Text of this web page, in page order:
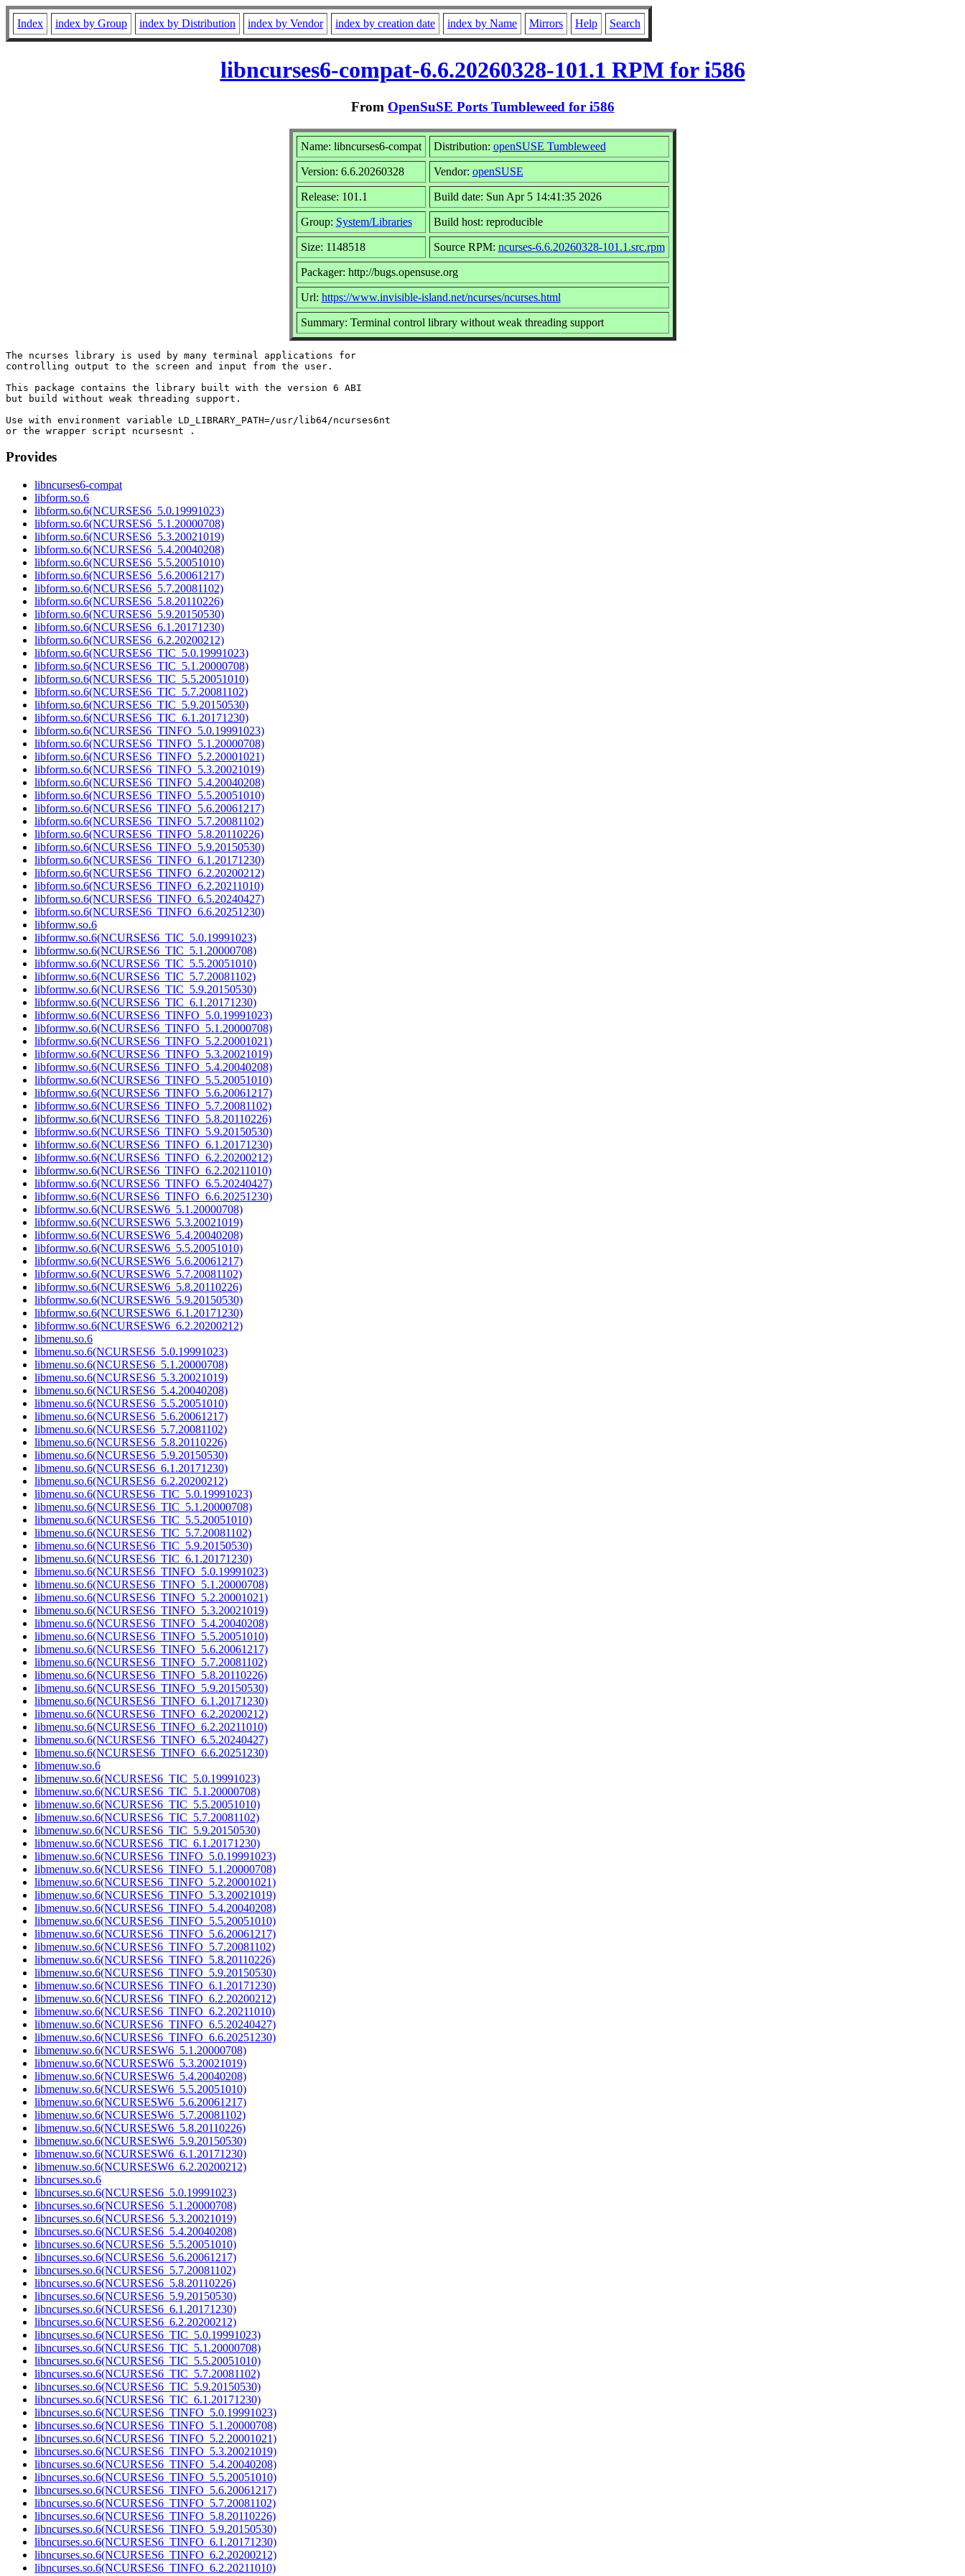
Index index by Group index by Distribution index by Vendor index by creation date index by Name Mirrors Help Search
libncurses6-compat-6.6.20260328-101.1 RPM for i586
From OpenSuSE Ports Tumbleweed for i586
Name: libncurses6-compat Distribution: openSUSE Tumbleweed
Version: 6.6.20260328 Vendor: openSUSE
Release: 101.1 Build date: Sun Apr 5 14:41:35 2026
Group: System/Libraries Build host: reproducible
Size: 1148518 Source RPM: ncurses-6.6.20260328-101.1.src.rpm
Packager: http://bugs.opensuse.org
Url: https://www.invisible-island.net/ncurses/ncurses.html
Summary: Terminal control library without weak threading support
The ncurses library is used by many terminal applications for
controlling output to the screen and input from the user.
This package contains the library built with the version 6 ABI
but build without weak threading support.
Use with environment variable LD_LIBRARY_PATH=/usr/lib64/ncurses6nt
Provides
libncurses6-compat
libform.so.6
libform.so.6(NCURSES6_5.0.19991023)
libform.so.6(NCURSES6_5.1.20000708)
libform.so.6(NCURSES6_5.3.20021019)
libform.so.6(NCURSES6_5.4.20040208)
libform.so.6(NCURSES6_5.5.20051010)
libform.so.6(NCURSES6_5.6.20061217)
libform.so.6(NCURSES6_5.7.20081102)
libform.so.6(NCURSES6_5.8.20110226)
libform.so.6(NCURSES6_5.9.20150530)
libform.so.6(NCURSES6_6.1.20171230)
libform.so.6(NCURSES6_6.2.20200212)
libform.so.6(NCURSES6_TIC_5.0.19991023)
libform.so.6(NCURSES6_TIC_5.1.20000708)
libform.so.6(NCURSES6_TIC_5.5.20051010)
libform.so.6(NCURSES6_TIC_5.7.20081102)
libform.so.6(NCURSES6_TIC_5.9.20150530)
libform.so.6(NCURSES6_TIC_6.1.20171230)
libform.so.6(NCURSES6_TINFO_5.0.19991023)
libform.so.6(NCURSES6_TINFO_5.1.20000708)
libform.so.6(NCURSES6_TINFO_5.2.20001021)
libform.so.6(NCURSES6_TINFO_5.3.20021019)
libform.so.6(NCURSES6_TINFO_5.4.20040208)
libform.so.6(NCURSES6_TINFO_5.5.20051010)
libform.so.6(NCURSES6_TINFO_5.6.20061217)
libform.so.6(NCURSES6_TINFO_5.7.20081102)
libform.so.6(NCURSES6_TINFO_5.8.20110226)
libform.so.6(NCURSES6_TINFO_5.9.20150530)
libform.so.6(NCURSES6_TINFO_6.1.20171230)
libform.so.6(NCURSES6_TINFO_6.2.20200212)
libform.so.6(NCURSES6_TINFO_6.2.20211010)
libform.so.6(NCURSES6_TINFO_6.5.20240427)
libform.so.6(NCURSES6_TINFO_6.6.20251230)
libformw.so.6
libformw.so.6(NCURSES6_TIC_5.0.19991023)
libformw.so.6(NCURSES6_TIC_5.1.20000708)
libformw.so.6(NCURSES6_TIC_5.5.20051010)
libformw.so.6(NCURSES6_TIC_5.7.20081102)
libformw.so.6(NCURSES6_TIC_5.9.20150530)
libformw.so.6(NCURSES6_TIC_6.1.20171230)
libformw.so.6(NCURSES6_TINFO_5.0.19991023)
libformw.so.6(NCURSES6_TINFO_5.1.20000708)
libformw.so.6(NCURSES6_TINFO_5.2.20001021)
libformw.so.6(NCURSES6_TINFO_5.3.20021019)
libformw.so.6(NCURSES6_TINFO_5.4.20040208)
libformw.so.6(NCURSES6_TINFO_5.5.20051010)
libformw.so.6(NCURSES6_TINFO_5.6.20061217)
libformw.so.6(NCURSES6_TINFO_5.7.20081102)
libformw.so.6(NCURSES6_TINFO_5.8.20110226)
libformw.so.6(NCURSES6_TINFO_5.9.20150530)
libformw.so.6(NCURSES6_TINFO_6.1.20171230)
libformw.so.6(NCURSES6_TINFO_6.2.20200212)
libformw.so.6(NCURSES6_TINFO_6.2.20211010)
libformw.so.6(NCURSES6_TINFO_6.5.20240427)
libformw.so.6(NCURSES6_TINFO_6.6.20251230)
libformw.so.6(NCURSESW6_5.1.20000708)
libformw.so.6(NCURSESW6_5.3.20021019)
libformw.so.6(NCURSESW6_5.4.20040208)
libformw.so.6(NCURSESW6_5.5.20051010)
libformw.so.6(NCURSESW6_5.6.20061217)
libformw.so.6(NCURSESW6_5.7.20081102)
libformw.so.6(NCURSESW6_5.8.20110226)
libformw.so.6(NCURSESW6_5.9.20150530)
libformw.so.6(NCURSESW6_6.1.20171230)
libformw.so.6(NCURSESW6_6.2.20200212)
libmenu.so.6
libmenu.so.6(NCURSES6_5.0.19991023)
libmenu.so.6(NCURSES6_5.1.20000708)
libmenu.so.6(NCURSES6_5.3.20021019)
libmenu.so.6(NCURSES6_5.4.20040208)
libmenu.so.6(NCURSES6_5.5.20051010)
libmenu.so.6(NCURSES6_5.6.20061217)
libmenu.so.6(NCURSES6_5.7.20081102)
libmenu.so.6(NCURSES6_5.8.20110226)
libmenu.so.6(NCURSES6_5.9.20150530)
libmenu.so.6(NCURSES6_6.1.20171230)
libmenu.so.6(NCURSES6_6.2.20200212)
libmenu.so.6(NCURSES6_TIC_5.0.19991023)
libmenu.so.6(NCURSES6_TIC_5.1.20000708)
libmenu.so.6(NCURSES6_TIC_5.5.20051010)
libmenu.so.6(NCURSES6_TIC_5.7.20081102)
libmenu.so.6(NCURSES6_TIC_5.9.20150530)
libmenu.so.6(NCURSES6_TIC_6.1.20171230)
libmenu.so.6(NCURSES6_TINFO_5.0.19991023)
libmenu.so.6(NCURSES6_TINFO_5.1.20000708)
libmenu.so.6(NCURSES6_TINFO_5.2.20001021)
libmenu.so.6(NCURSES6_TINFO_5.3.20021019)
libmenu.so.6(NCURSES6_TINFO_5.4.20040208)
libmenu.so.6(NCURSES6_TINFO_5.5.20051010)
libmenu.so.6(NCURSES6_TINFO_5.6.20061217)
libmenu.so.6(NCURSES6_TINFO_5.7.20081102)
libmenu.so.6(NCURSES6_TINFO_5.8.20110226)
libmenu.so.6(NCURSES6_TINFO_5.9.20150530)
libmenu.so.6(NCURSES6_TINFO_6.1.20171230)
libmenu.so.6(NCURSES6_TINFO_6.2.20200212)
libmenu.so.6(NCURSES6_TINFO_6.2.20211010)
libmenu.so.6(NCURSES6_TINFO_6.5.20240427)
libmenu.so.6(NCURSES6_TINFO_6.6.20251230)
libmenuw.so.6
libmenuw.so.6(NCURSES6_TIC_5.0.19991023)
libmenuw.so.6(NCURSES6_TIC_5.1.20000708)
libmenuw.so.6(NCURSES6_TIC_5.5.20051010)
libmenuw.so.6(NCURSES6_TIC_5.7.20081102)
libmenuw.so.6(NCURSES6_TIC_5.9.20150530)
libmenuw.so.6(NCURSES6_TIC_6.1.20171230)
libmenuw.so.6(NCURSES6_TINFO_5.0.19991023)
libmenuw.so.6(NCURSES6_TINFO_5.1.20000708)
libmenuw.so.6(NCURSES6_TINFO_5.2.20001021)
libmenuw.so.6(NCURSES6_TINFO_5.3.20021019)
libmenuw.so.6(NCURSES6_TINFO_5.4.20040208)
libmenuw.so.6(NCURSES6_TINFO_5.5.20051010)
libmenuw.so.6(NCURSES6_TINFO_5.6.20061217)
libmenuw.so.6(NCURSES6_TINFO_5.7.20081102)
libmenuw.so.6(NCURSES6_TINFO_5.8.20110226)
libmenuw.so.6(NCURSES6_TINFO_5.9.20150530)
libmenuw.so.6(NCURSES6_TINFO_6.1.20171230)
libmenuw.so.6(NCURSES6_TINFO_6.2.20200212)
libmenuw.so.6(NCURSES6_TINFO_6.2.20211010)
libmenuw.so.6(NCURSES6_TINFO_6.5.20240427)
libmenuw.so.6(NCURSES6_TINFO_6.6.20251230)
libmenuw.so.6(NCURSESW6_5.1.20000708)
libmenuw.so.6(NCURSESW6_5.3.20021019)
libmenuw.so.6(NCURSESW6_5.4.20040208)
libmenuw.so.6(NCURSESW6_5.5.20051010)
libmenuw.so.6(NCURSESW6_5.6.20061217)
libmenuw.so.6(NCURSESW6_5.7.20081102)
libmenuw.so.6(NCURSESW6_5.8.20110226)
libmenuw.so.6(NCURSESW6_5.9.20150530)
libmenuw.so.6(NCURSESW6_6.1.20171230)
libmenuw.so.6(NCURSESW6_6.2.20200212)
libncurses.so.6
libncurses.so.6(NCURSES6_5.0.19991023)
libncurses.so.6(NCURSES6_5.1.20000708)
libncurses.so.6(NCURSES6_5.3.20021019)
libncurses.so.6(NCURSES6_5.4.20040208)
libncurses.so.6(NCURSES6_5.5.20051010)
libncurses.so.6(NCURSES6_5.6.20061217)
libncurses.so.6(NCURSES6_5.7.20081102)
libncurses.so.6(NCURSES6_5.8.20110226)
libncurses.so.6(NCURSES6_5.9.20150530)
libncurses.so.6(NCURSES6_6.1.20171230)
libncurses.so.6(NCURSES6_6.2.20200212)
libncurses.so.6(NCURSES6_TIC_5.0.19991023)
libncurses.so.6(NCURSES6_TIC_5.1.20000708)
libncurses.so.6(NCURSES6_TIC_5.5.20051010)
libncurses.so.6(NCURSES6_TIC_5.7.20081102)
libncurses.so.6(NCURSES6_TIC_5.9.20150530)
libncurses.so.6(NCURSES6_TIC_6.1.20171230)
libncurses.so.6(NCURSES6_TINFO_5.0.19991023)
libncurses.so.6(NCURSES6_TINFO_5.1.20000708)
libncurses.so.6(NCURSES6_TINFO_5.2.20001021)
libncurses.so.6(NCURSES6_TINFO_5.3.20021019)
libncurses.so.6(NCURSES6_TINFO_5.4.20040208)
libncurses.so.6(NCURSES6_TINFO_5.5.20051010)
libncurses.so.6(NCURSES6_TINFO_5.6.20061217)
libncurses.so.6(NCURSES6_TINFO_5.7.20081102)
libncurses.so.6(NCURSES6_TINFO_5.8.20110226)
libncurses.so.6(NCURSES6_TINFO_5.9.20150530)
libncurses.so.6(NCURSES6_TINFO_6.1.20171230)
libncurses.so.6(NCURSES6_TINFO_6.2.20200212)
libncurses.so.6(NCURSES6_TINFO_6.2.20211010)